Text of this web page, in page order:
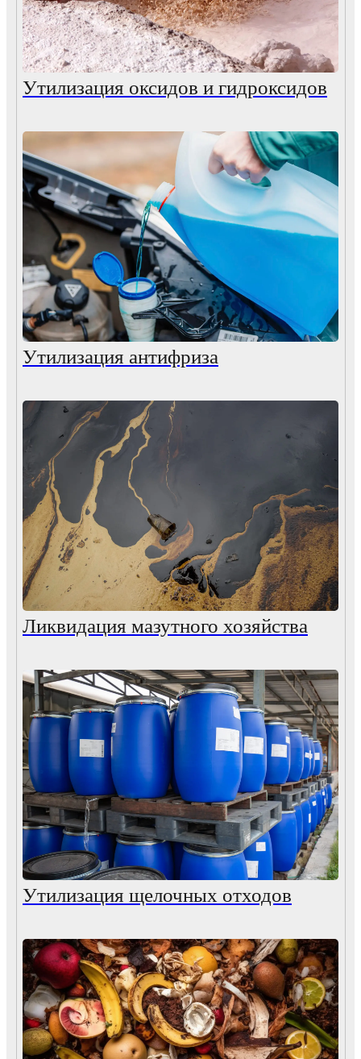
Утилизация оксидов и гидроксидов
Утилизация антифриза
Ликвидация мазутного хозяйства
Утилизация щелочных отходов